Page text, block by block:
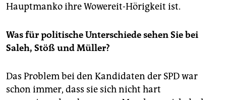
Hauptmanko ihre Wowereit-Hörigkeit ist.
Was für politische Unterschiede sehen Sie bei
Saleh, Stöß und Müller?
Das Problem bei den Kandidaten der SPD war
schon immer, dass sie sich nicht hart